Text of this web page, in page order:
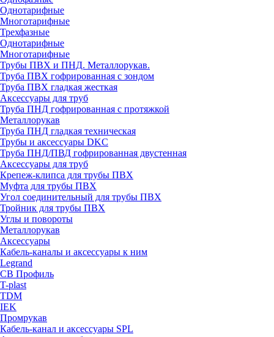
Однотарифные
Многотарифные
Трехфазные
Однотарифные
Многотарифные
Трубы ПВХ и ПНД. Металлорукав.
Труба ПВХ гофрированная с зондом
Труба ПВХ гладкая жесткая
Аксессуары для труб
Труба ПНД гофрированная с протяжкой
Металлорукав
Труба ПНД гладкая техническая
Трубы и аксессуары DKC
Труба ПНД/ПВД гофрированная двустенная
Аксессуары для труб
Крепеж-клипса для трубы ПВХ
Муфта для трубы ПВХ
Угол соединительный для трубы ПВХ
Тройник для трубы ПВХ
Углы и повороты
Металлорукав
Аксессуары
Кабель-каналы и аксессуары к ним
Legrand
СВ Профиль
T-plast
TDM
IEK
Промрукав
Кабель-канал и аксессуары SPL